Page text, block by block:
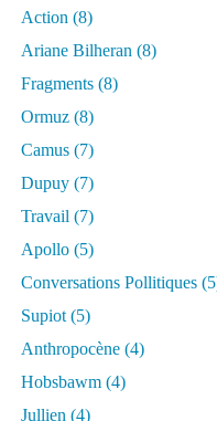
Action (8)
Ariane Bilheran (8)
Fragments (8)
Ormuz (8)
Camus (7)
Dupuy (7)
Travail (7)
Apollo (5)
Conversations Pollitiques
Supiot (5)
Anthropocène (4)
Hobsbawm (4)
Jullien (4)